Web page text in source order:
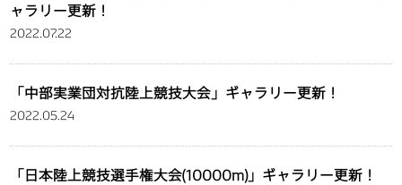
ャラリー更新！
2022.07.22
「中部実業団対抗陸上競技大会」ギャラリー更新！
2022.05.24
「日本陸上競技選手権大会(10000m)」ギャラリー更新！